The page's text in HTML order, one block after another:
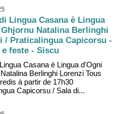
Lingua Casana è Lingua
Natalina Berlinghi
/ Praticalingua Capicorsu -
e feste - Siscu
Casana è Lingua d'Ogni
Berlinghi Lorenzi Tous
à partir de 17h30
Capicorsu / Sala di...